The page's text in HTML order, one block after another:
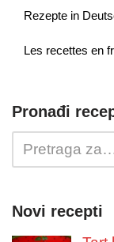
Rezepte in
Les recettes en
Pronađi
Novi recepti